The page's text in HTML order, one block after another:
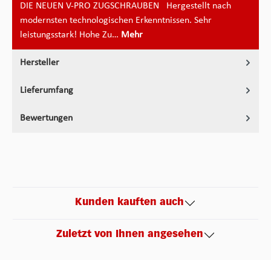
DIE NEUEN V-PRO ZUGSCHRAUBEN Hergestellt nach
modernsten technologischen Erkenntnissen. Sehr
leistungsstark! Hohe Zu… Mehr
Hersteller
Lieferumfang
Bewertungen
Kunden kauften auch
Zuletzt von Ihnen angesehen